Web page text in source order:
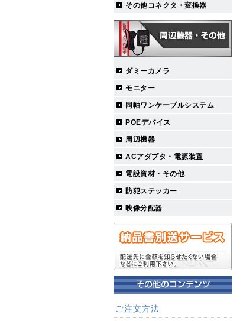
その他コネクタ・変換器
ダミーカメラ
モニター
同軸ワンケーブルシステム
POEデバイス
周辺機器
ACアダプタ・電源装置
電設資材・その他
防犯ステッカー
映像分配器
ご注文方法